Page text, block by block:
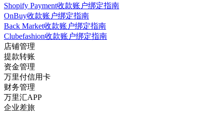
Shopify Payment收款账户绑定指南
OnBuy收款账户绑定指南
Back Market收款账户绑定指南
Clubefashion收款账户绑定指南
店铺管理
提款转账
资金管理
万里付信用卡
财务管理
万里汇APP
企业差旅